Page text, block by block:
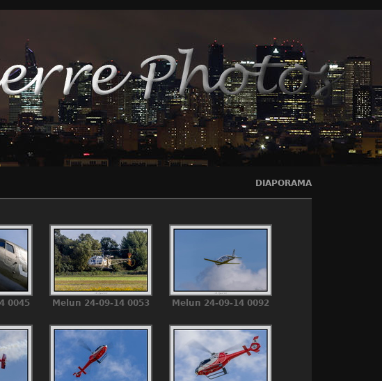
DIAPORAMA
0045 Melun 24-09-14 0053 Melun 24-09-14 0092